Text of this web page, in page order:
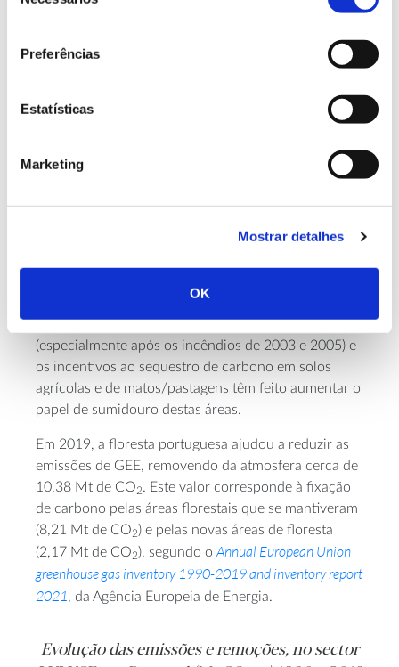
Preferências
Estatísticas
Marketing
Mostrar detalhes
OK
(capítulo 6), o sector de Uso do Solo, Alteração do
Use Change and Forestry
médios de remoção de emissões de GEE de 5,98 Mt
de CO e um valor estimado de 7,87 Mt de CO 2eq
As maiores contribuições têm sido as remoções por
culturas) e das áreas de prados e pastagens. Em anos
políticas de aumento de florestação, a melhoria na
prevenção e combate aos incêndios florestais
(especialmente após os incêndios de 2003 e 2005) e
os incentivos ao sequestro de carbono em solos
agrícolas e de matos/pastagens têm feito aumentar o
papel de sumidouro destas áreas.
Em 2019, a floresta portuguesa ajudou a reduzir as
emissões de GEE, removendo da atmosfera cerca de
10,38 Mt de CO2. Este valor corresponde à fixação
de carbono pelas áreas florestais que se mantiveram
(8,21 Mt de CO2) e pelas novas áreas de floresta
(2,17 Mt de CO2), segundo o Annual European Union
greenhouse gas inventory 1990-2019 and inventory report
2021, da Agência Europeia de Energia.
Evolução das emissões e remoções, no sector